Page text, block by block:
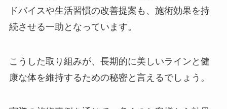
ドバイスや生活習慣の改善提案も、施術効果を持
続させる一助となっています。
こうした取り組みが、長期的に美しいラインと健
康な体を維持するための秘密と言えるでしょう。